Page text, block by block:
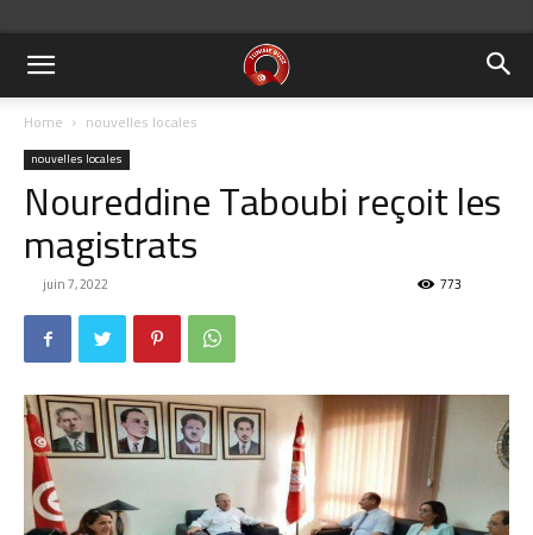
Home nouvelles locales
nouvelles locales
Noureddine Taboubi reçoit les
magistrats
juin 7, 2022 773